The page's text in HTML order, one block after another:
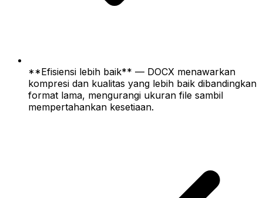
**Efisiensi lebih baik** — DOCX menawarkan
kompresi dan kualitas yang lebih baik dibandingkan
format lama, mengurangi ukuran file sambil
mempertahankan kesetiaan.